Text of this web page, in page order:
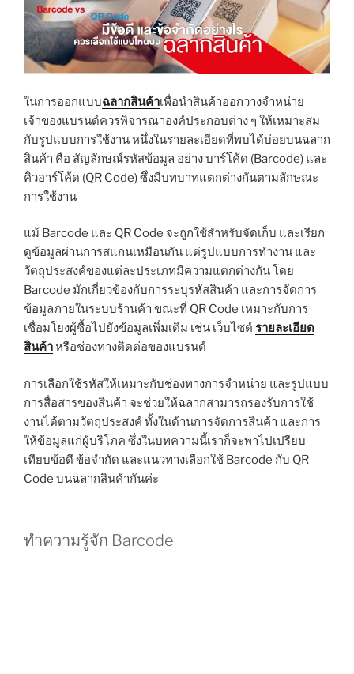
ในการออกแบบฉลากสินค้าเพื่อนำสินค้าออกวางจำหน่าย
เจ้าของแบรนด์ควรพิจารณาองค์ประกอบต่าง ๆ ให้เหมาะสม
กับรูปแบบการใช้งาน หนึ่งในรายละเอียดที่พบได้บ่อยบนฉลาก
สินค้า คือ สัญลักษณ์รหัสข้อมูล อย่าง บาร์โค้ด (Barcode) และ
คิวอาร์โค้ด (QR Code) ซึ่งมีบทบาทแตกต่างกันตามลักษณะ
การใช้งาน
แม้ Barcode และ QR Code จะถูกใช้สำหรับจัดเก็บ และเรียก
ดูข้อมูลผ่านการสแกนเหมือนกัน แต่รูปแบบการทำงาน และ
วัตถุประสงค์ของแต่ละประเภทมีความแตกต่างกัน โดย
Barcode มักเกี่ยวข้องกับการระบุรหัสสินค้า และการจัดการ
ข้อมูลภายในระบบร้านค้า ขณะที่ QR Code เหมาะกับการ
เชื่อมโยงผู้ซื้อไปยังข้อมูลเพิ่มเติม เช่น เว็บไซต์ รายละเอียด
สินค้าหรือช่องทางติดต่อของแบรนด์
การเลือกใช้รหัสให้เหมาะกับช่องทางการจำหน่าย และรูปแบบ
การสื่อสารของสินค้า จะช่วยให้ฉลากสามารถรองรับการใช้
งานได้ตามวัตถุประสงค์ ทั้งในด้านการจัดการสินค้า และการ
ให้ข้อมูลแก่ผู้บริโภค ซึ่งในบทความนี้เราก็จะพาไปเปรียบ
เทียบข้อดี ข้อจำกัด และแนวทางเลือกใช้ Barcode กับ QR
Code บนฉลากสินค้ากันค่ะ
ทำความรู้จัก Barcode